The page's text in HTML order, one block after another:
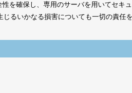
を確保し、専用のサーバを用いてセキ
るいかなる損害についても一切の責任